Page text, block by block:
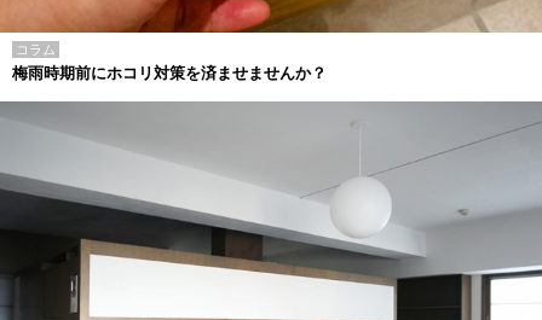
コラム
梅雨時期前にホコリ対策を済ませませんか？